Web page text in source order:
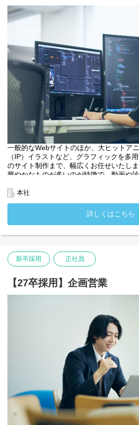
一般的なWebサイトのほか、大ヒットア
（IP）イラストなど、グラフィックを多
のサイト制作まで、幅広くお任せいたしま
華やかなものが多いのが特徴で、動画や
複数メディアにまたがるプロジェクトに
境です。
・入社時配属先：デジタルワークス部
本社
詳しくはこちら
新卒採用 正社員
【27卒採用】企画営業